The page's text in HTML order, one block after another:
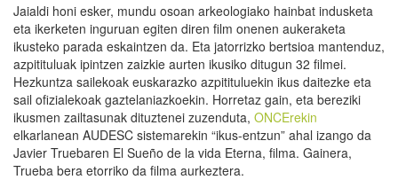
Jaialdi honi esker, mundu osoan arkeologiako hainbat indusketa
eta ikerketen inguruan egiten diren film onenen aukeraketa
ikusteko parada eskaintzen da. Eta jatorrizko bertsioa mantenduz,
azpitituluak ipintzen zaizkie aurten ikusiko ditugun 32 filmei.
Hezkuntza sailekoak euskarazko azpitituluekin ikus daitezke eta
sail ofizialekoak gaztelaniazkoekin. Horretaz gain, eta bereziki
ikusmen zailtasunak dituztenei zuzenduta, ONCErekin
elkarlanean AUDESC sistemarekin “ikus-entzun” ahal izango da
Javier Truebaren El Sueño de la vida Eterna, filma. Gainera,
Trueba bera etorriko da filma aurkeztera.